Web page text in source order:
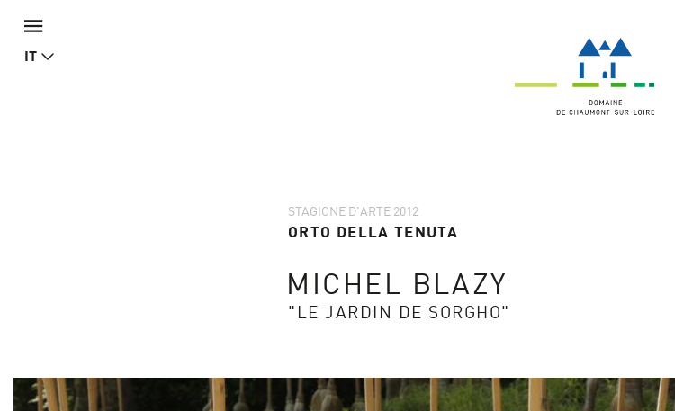
IT
STAGIONE D'ARTE 2012
ORTO DELLA TENUTA
MICHEL BLAZY
"LE JARDIN DE SORGHO"